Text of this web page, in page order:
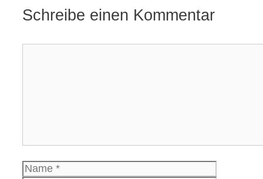
Schreibe einen Kommentar
Name